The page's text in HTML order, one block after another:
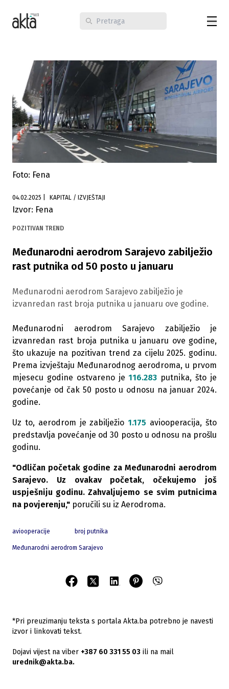
Foto: Fena
04.02.2025 KAPITAL / IZVJEŠTAJI
Izvor: Fena
POZITIVAN TREND
Međunarodni aerodrom Sarajevo zabilježio
rast putnika od 50 posto u januaru
Međunarodni aerodrom Sarajevo zabilježio je
izvanredan rast broja putnika u januaru ove godine.
Međunarodni aerodrom Sarajevo zabilježio je
izvanredan rast broja putnika u januaru ove godine,
što ukazuje na pozitivan trend za cijelu 2025. godinu.
Prema izvještaju Međunarodnog aerodroma, u prvom
mjesecu godine ostvareno je 116.283 putnika, što je
povećanje od čak 50 posto u odnosu na januar 2024.
godine.
Uz to, aerodrom je zabilježio 1.175 aviooperacija, što
predstavlja povećanje od 30 posto u odnosu na prošlu
godinu.
"Odličan početak godine za Međunarodni aerodrom
Sarajevo. Uz ovakav početak, očekujemo još
uspješniju godinu. Zahvaljujemo se svim putnicima
na povjerenju," poručili su iz Aerodroma.
aviooperacije broj putnika
Međunarodni aerodrom Sarajevo
*Pri preuzimanju teksta s portala Akta.ba potrebno je navesti
izvor i linkovati tekst.
Dojavi vijest na viber +387 60 331 55 03 ili na mail
urednik@akta.ba.